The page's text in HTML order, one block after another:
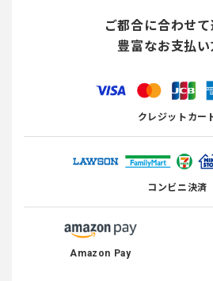
ご都合に合わせて
豊富なお支払
クレジットカー
コンビニ決済
Amazon Pay